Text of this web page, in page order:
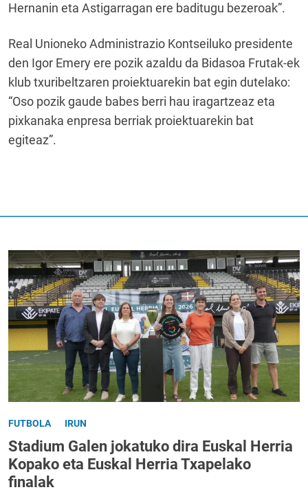
Hernanin eta Astigarragan ere baditugu bezeroak”.
Real Unioneko Administrazio Kontseiluko presidente
den Igor Emery ere pozik azaldu da Bidasoa Frutak-ek
klub txuribeltzaren proiektuarekin bat egin dutelako:
“Oso pozik gaude babes berri hau iragartzeaz eta
pixkanaka enpresa berriak proiektuarekin bat
egiteaz”.
FUTBOLA IRUN
Stadium Galen jokatuko dira Euskal Herria
Kopako eta Euskal Herria Txapelako
finalak